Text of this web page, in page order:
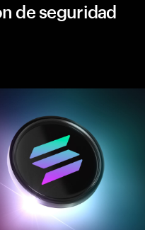
de seguridad